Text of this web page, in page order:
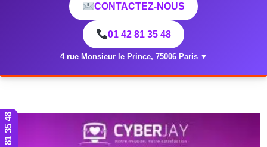
CONTACTEZ-NOUS
01 42 81 35 48
4 rue Monsieur le Prince, 75006 Paris ▼